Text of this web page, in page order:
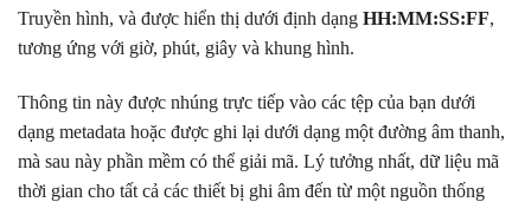
Truyền hình, và được hiển thị dưới định dạng HH:MM:SS:FF,
tương ứng với giờ, phút, giây và khung hình.
Thông tin này được nhúng trực tiếp vào các tệp của bạn dưới
dạng metadata hoặc được ghi lại dưới dạng một đường âm thanh,
mà sau này phần mềm có thể giải mã. Lý tưởng nhất, dữ liệu mã
thời gian cho tất cả các thiết bị ghi âm đến từ một nguồn thống